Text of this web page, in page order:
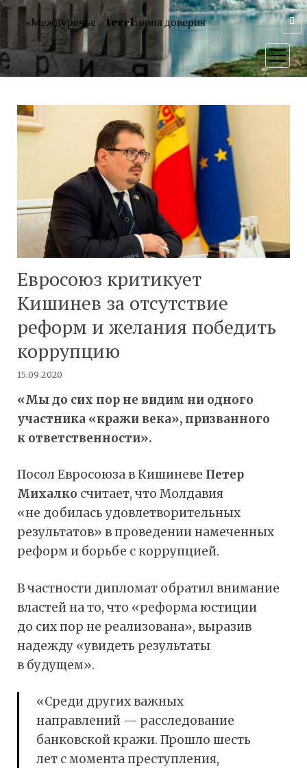
«Междуречье – terriтория доверия
меню
Евросоюз критикует
Кишинев за отсутствие
реформ и желания победить
коррупцию
15.09.2020
«Мы до сих пор не видим ни одного
участника «кражи века», призванного
к ответственности».
Посол Евросоюза в Кишиневе Петер
Михалко считает, что Молдавия
«не добилась удовлетворительных
результатов» в проведении намеченных
реформ и борьбе с коррупцией.
В частности дипломат обратил внимание
властей на то, что «реформа юстиции
до сих пор не реализована», выразив
надежду «увидеть результаты
в будущем».
«Среди других важных
направлений — расследование
банковской кражи. Прошло шесть
лет с момента преступления,